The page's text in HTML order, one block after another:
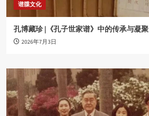
谱牒文化
孔博藏珍 |《孔子世家谱》中的传承与凝聚
2026年7月3日